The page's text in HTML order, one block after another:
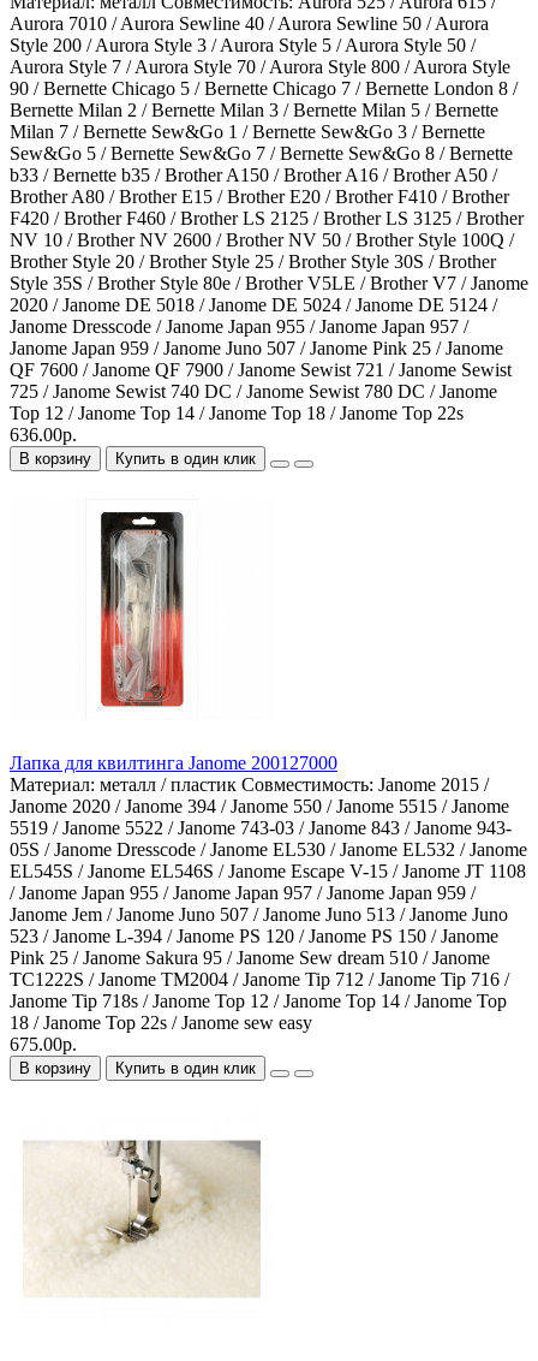
Aurora 7010 / Aurora Sewline 40 / Aurora Sewline 50 / Aurora
Style 200 / Aurora Style 3 / Aurora Style 5 / Aurora Style 50 /
Aurora Style 7 / Aurora Style 70 / Aurora Style 800 / Aurora Style
90 / Bernette Chicago 5 / Bernette Chicago 7 / Bernette London 8 /
Bernette Milan 2 / Bernette Milan 3 / Bernette Milan 5 / Bernette
Milan 7 / Bernette Sew&Go 1 / Bernette Sew&Go 3 / Bernette
Sew&Go 5 / Bernette Sew&Go 7 / Bernette Sew&Go 8 / Bernette
b33 / Bernette b35 / Brother A150 / Brother A16 / Brother A50 /
Brother A80 / Brother E15 / Brother E20 / Brother F410 / Brother
F420 / Brother F460 / Brother LS 2125 / Brother LS 3125 / Brother
NV 10 / Brother NV 2600 / Brother NV 50 / Brother Style 100Q /
Brother Style 20 / Brother Style 25 / Brother Style 30S / Brother
Style 35S / Brother Style 80e / Brother V5LE / Brother V7 / Janome
2020 / Janome DE 5018 / Janome DE 5024 / Janome DE 5124 /
Janome Dresscode / Janome Japan 955 / Janome Japan 957 /
Janome Japan 959 / Janome Juno 507 / Janome Pink 25 / Janome
QF 7600 / Janome QF 7900 / Janome Sewist 721 / Janome Sewist
725 / Janome Sewist 740 DC / Janome Sewist 780 DC / Janome
Top 12 / Janome Top 14 / Janome Top 18 / Janome Top 22s
636.00р.
В корзину Купить в один клик
Лапка для квилтинга Janome 200127000
Материал: металл / пластик Совместимость: Janome 2015 /
Janome 2020 / Janome 394 / Janome 550 / Janome 5515 / Janome
5519 / Janome 5522 / Janome 743-03 / Janome 843 / Janome 943-
05S / Janome Dresscode / Janome EL530 / Janome EL532 / Janome
EL545S / Janome EL546S / Janome Escape V-15 / Janome JT 1108
/ Janome Japan 955 / Janome Japan 957 / Janome Japan 959 /
Janome Jem / Janome Juno 507 / Janome Juno 513 / Janome Juno
523 / Janome L-394 / Janome PS 120 / Janome PS 150 / Janome
Pink 25 / Janome Sakura 95 / Janome Sew dream 510 / Janome
TC1222S / Janome TM2004 / Janome Tip 712 / Janome Tip 716 /
Janome Tip 718s / Janome Top 12 / Janome Top 14 / Janome Top
18 / Janome Top 22s / Janome sew easy
675.00р.
В корзину Купить в один клик